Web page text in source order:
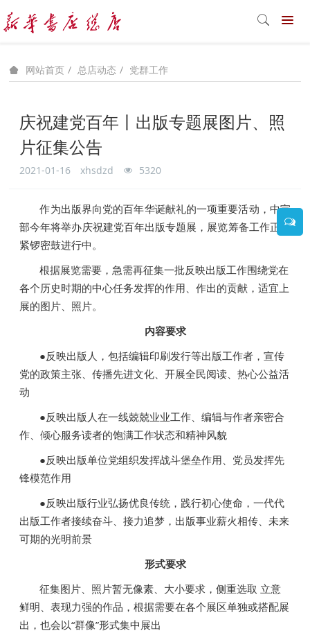
网站首页 总店动态 党群工作
庆祝建党百年丨出版专题展图片、照
片征集公告
2021-01-16 xhsdzd 5320
作为出版界向党的百年华诞献礼的一项重要活动，中宣
部今年将举办庆祝建党百年出版专题展，展览筹备工作正在
紧锣密鼓进行中。
根据展览需要，急需再征集一批反映出版工作围绕党在
各个历史时期的中心任务发挥的作用、作出的贡献，适宜上
展的图片、照片。
内容要求
●反映出版人，包括编辑印刷发行等出版工作者，宣传
党的政策主张、传播先进文化、开展全民阅读、热心公益活
动
●反映出版人在一线兢兢业业工作、编辑与作者亲密合
作、倾心服务读者的饱满工作状态和精神风貌
●反映出版单位党组织发挥战斗堡垒作用、党员发挥先
锋模范作用
●反映出版行业弘扬优良传统，践行初心使命，一代代
出版工作者接续奋斗、接力追梦，出版事业薪火相传、未来
可期的光明前景
形式要求
征集图片、照片暂无像素、大小要求，侧重选取 立意
鲜明、表现力强的作品，根据需要在各个展区单独或搭配展
出，也会以“群像”形式集中展出